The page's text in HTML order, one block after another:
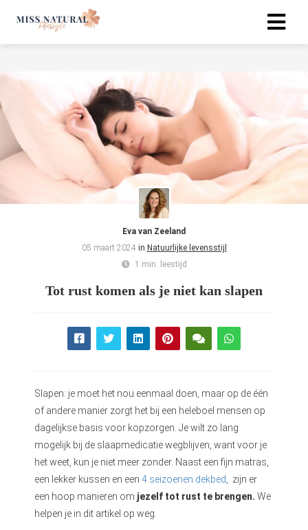
Eva van Zeeland
05 maart 2024 in Natuurlijke levensstijl
1 min. leestijd
Tot rust komen als je niet kan slapen
Slapen: je moet het nou eenmaal doen, maar op de één
of andere manier zorgt het bij een heleboel mensen op
dagelijkse basis voor kopzorgen. Je wilt zo lang
mogelijk bij de slaapmedicatie wegblijven, want voor je
het weet, kun je niet meer zonder. Naast een fijn matras,
een lekker kussen en een 4 seizoenen dekbed
, zijn er
een hoop manieren om jezelf tot rust te brengen. We
helpen je in dit artikel op weg.